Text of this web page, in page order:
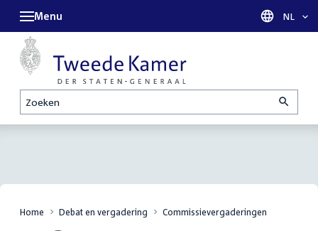
Zoeken
Menu Taal
NL
Home Debat en vergadering Commissievergaderingen